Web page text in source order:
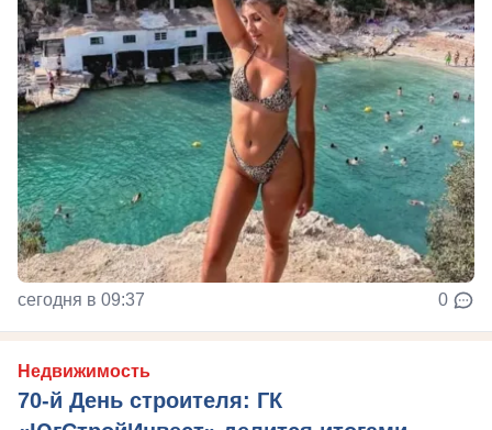
сегодня в 09:37 0
Недвижимость
70-й День строителя: ГК